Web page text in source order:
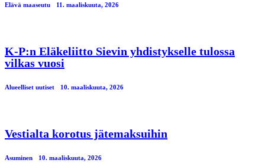
Elävä maaseutu 11. maaliskuuta, 2026
K-P:n Eläkeliitto Sievin yhdistykselle tulossa
vilkas vuosi
Alueelliset uutiset 10. maaliskuuta, 2026
Vestialta korotus jätemaksuihin
Asuminen 10. maaliskuuta, 2026